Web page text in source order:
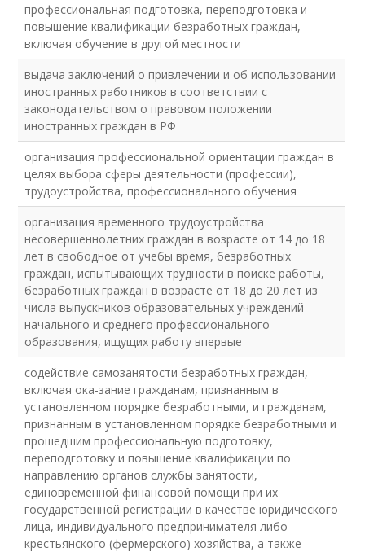
профессиональная подготовка, переподготовка и
повышение квалификации безработных граждан,
включая обучение в другой местности
выдача заключений о привлечении и об использовании
иностранных работников в соответствии с
законодательством о правовом положении
иностранных граждан в РФ
организация профессиональной ориентации граждан в
целях выбора сферы деятельности (профессии),
трудоустройства, профессионального обучения
организация временного трудоустройства
несовершеннолетних граждан в возрасте от 14 до 18
лет в свободное от учебы время, безработных
граждан, испытывающих трудности в поиске работы,
безработных граждан в возрасте от 18 до 20 лет из
числа выпускников образовательных учреждений
начального и среднего профессионального
образования, ищущих работу впервые
содействие самозанятости безработных граждан,
включая ока-зание гражданам, признанным в
установленном порядке безработными, и гражданам,
признанным в установленном порядке безработными и
прошедшим профессиональную подготовку,
переподготовку и повышение квалификации по
направлению органов службы занятости,
единовременной финансовой помощи при их
государственной регистрации в качестве юридического
лица, индивидуального предпринимателя либо
крестьянского (фермерского) хозяйства, а также